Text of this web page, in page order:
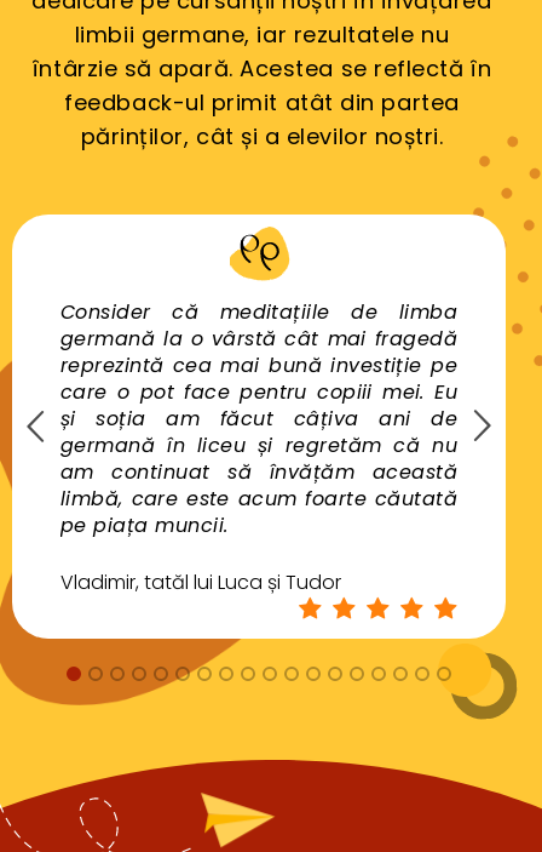
într-o lume în care limbajul și tehnologia
creează punți către noi oportunități.
limbii germane, iar rezultatele nu
întârzie să apară. Acestea se reflectă în
feedback-ul primit atât din partea
părinților, cât și a elevilor noștri.
Consider că meditațiile de limba
germană la o vârstă cât mai fragedă
reprezintă cea mai bună investiție pe
care o pot face pentru copiii mei. Eu
și soția am făcut câțiva ani de
germană în liceu și regretăm că nu
am continuat să învățăm această
limbă, care este acum foarte căutată
pe piața muncii.
Vladimir, tatăl lui Luca și Tudor